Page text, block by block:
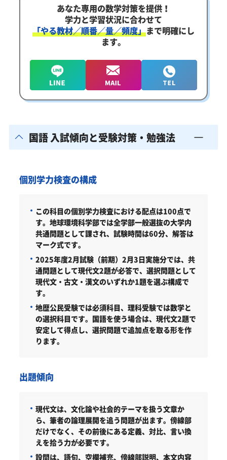
あなた専用の数学対策を提供！
学力と学習状況に合わせて
「やる教材／順番／量／頻度」まで明確にし
ます。
国語 入試傾向と受験対策・勉強法
個別学力検査の構成
この科目の個別学力検査における配点は100点で
す。地球環境科学部では全学部一般選抜の大学内
共通問題として課され、試験時間は60分、解答は
マーク式です。
2025年度2月試験（前期）2月3日実施分では、共
通問題として現代文2題が必答で、選択問題として
現代文・古文・漢文のいずれか1題を選ぶ構成で
す。
地歴公民受験では必須科目、理科受験では数学と
の選択科目です。国語を使う場合は、現代文2題で
安定して得点し、選択問題で追加点を取る形を作
ります。
出題傾向
現代文は、文化論や社会的テーマを扱う文章か
ら、筆者の論理展開を追う問題が出ます。傍線部
だけでなく、その前後にある定義、対比、言い換
えを拾う力が必要です。
設問は、語句、空欄補充、傍線部説明、本文内容